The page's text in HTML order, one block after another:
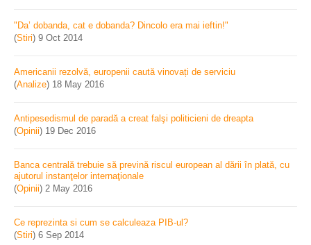
"Da’ dobanda, cat e dobanda? Dincolo era mai ieftin!"
(Stiri) 9 Oct 2014
Americanii rezolvă, europenii caută vinovați de serviciu
(Analize) 18 May 2016
Antipesedismul de paradă a creat falşi politicieni de dreapta
(Opinii) 19 Dec 2016
Banca centrală trebuie să prevină riscul european al dării în plată, cu
ajutorul instanţelor internaţionale
(Opinii) 2 May 2016
Ce reprezinta si cum se calculeaza PIB-ul?
(Stiri) 6 Sep 2014